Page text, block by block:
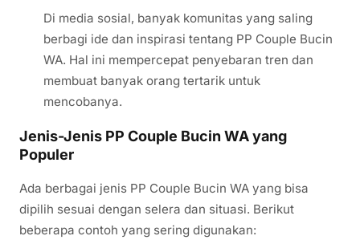
Di media sosial, banyak komunitas yang saling
berbagi ide dan inspirasi tentang PP Couple Bucin
WA. Hal ini mempercepat penyebaran tren dan
membuat banyak orang tertarik untuk
mencobanya.
Jenis-Jenis PP Couple Bucin WA yang
Populer
Ada berbagai jenis PP Couple Bucin WA yang bisa
dipilih sesuai dengan selera dan situasi. Berikut
beberapa contoh yang sering digunakan: